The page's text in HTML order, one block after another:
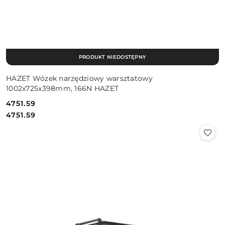
HAZET Wózek narzędziowy warsztatowy
1002x725x398mm, 166N HAZET
Cena:
4751.59
Cena:
4751.59
PRODUKT NIEDOSTĘPNY